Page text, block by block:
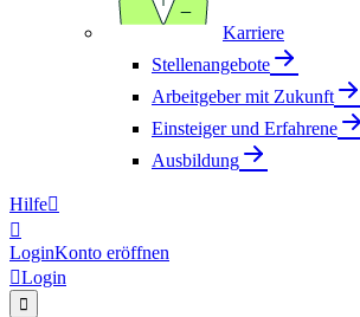
Karriere
Stellenangebote
Arbeitgeber mit Zukunft
Einsteiger und Erfahrene
Ausbildung
Hilfe

LoginKonto eröffnen
Login
